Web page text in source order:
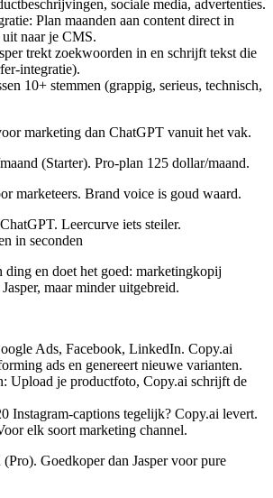
sociale media, advertenties.
: Plan maanden aan content direct in
uit naar je CMS.
trekt zoekwoorden in en schrijft tekst die
integratie).
10+ stemmen (grappig, serieus, technisch,
marketing dan ChatGPT vanuit het vak.
(Starter). Pro-plan 125 dollar/maand.
marketeers. Brand voice is goud waard.
Leercurve iets steiler.
in seconden
en doet het goed: marketingkopij
maar minder uitgebreid.
Ads, Facebook, LinkedIn. Copy.ai
ads en genereert nieuwe varianten.
: Upload je productfoto, Copy.ai schrijft de
Instagram-captions tegelijk? Copy.ai levert.
elk soort marketing channel.
Goedkoper dan Jasper voor pure